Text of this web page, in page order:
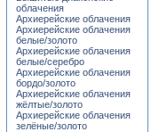
облачения
Архиерейские облачения
Архиерейские облачения
белые/золото
Архиерейские облачения
белые/серебро
Архиерейские облачения
бордо/золото
Архиерейские облачения
жёлтые/золото
Архиерейские облачения
зелёные/золото